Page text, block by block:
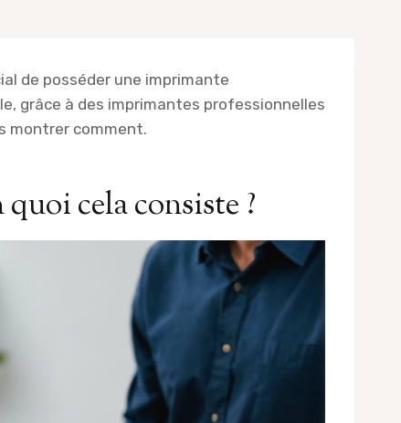
de posséder une imprimante
grâce à des imprimantes professionnelles
montrer comment.
cela consiste ?